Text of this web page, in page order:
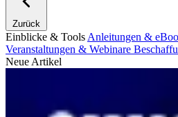
Zurück
Einblicke & Tools Anleitungen &
Veranstaltungen & Webinare
Neue Artikel